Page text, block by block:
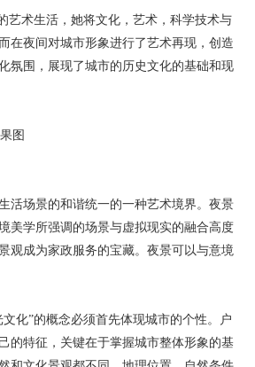
艺术生活，她将文化，艺术，科学技术与
在夜间对城市形象进行了艺术再现，创造
氛围，展现了城市的历史文化的基础和现
活场景的和谐统一的一种艺术境界。夜景
美学所强调的场景与虚拟现实的融合高度
观成为家政服务的宝藏。夜景可以与意境
化”的概念必须首先体现城市的个性。户
的特征，关键在于掌握城市整体形象的基